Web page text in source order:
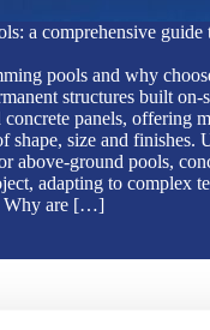
a comprehensive guide
pools and why
structures built on-
panels, offering
shape, size and finishes.
above-ground pools,
adapting to complex
Why are […]